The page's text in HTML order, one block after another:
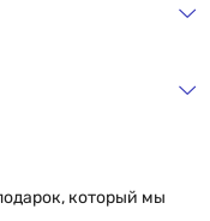
который мы